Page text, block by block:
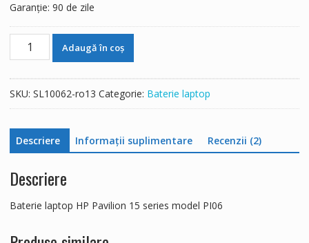
Garanție: 90 de zile
Cantitate
Pavilion
series
model
Adaugă în coș
SKU: SL10062-ro13 Categorie: Baterie laptop
Descriere Informații suplimentare Recenzii (2)
Descriere
Baterie laptop HP Pavilion 15 series model PI06